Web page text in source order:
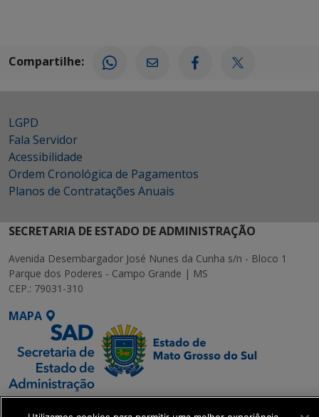
Compartilhe:
LGPD
Fala Servidor
Acessibilidade
Ordem Cronológica de Pagamentos
Planos de Contratações Anuais
SECRETARIA DE ESTADO DE ADMINISTRAÇÃO
Avenida Desembargador José Nunes da Cunha s/n - Bloco 1
Parque dos Poderes - Campo Grande | MS
CEP.: 79031-310
MAPA